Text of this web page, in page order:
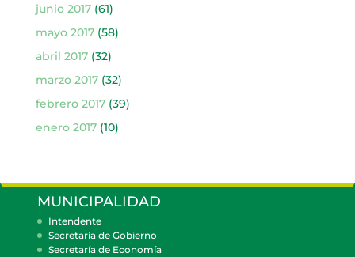
junio 2017(61)
mayo 2017(58)
abril 2017(32)
marzo 2017(32)
febrero 2017(39)
enero 2017(10)
MUNICIPALIDAD
Intendente
Secretaría de Gobierno
Secretaría de Economía